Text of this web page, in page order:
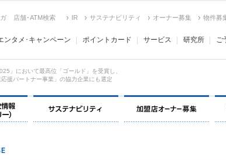
店舗･ATM検索 IR サステナビリティ オーナー募集 物件募
ンタメ･キャンペーン ポイントカード サービス 研究所 ご
」において最高位「ゴールド」を受賞し、
援パートナー事業」の協力企業にも選定